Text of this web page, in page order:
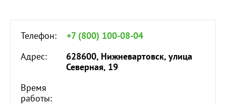
Телефон:
+7 (800) 100-08-04
Адрес:
628600, Нижневартовск, улица
Северная, 19
Время
работы: